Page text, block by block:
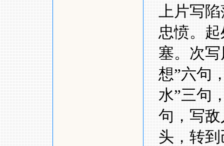
上片写
忠愤。
塞。次
想”六句
水”三句
句，写
头，转